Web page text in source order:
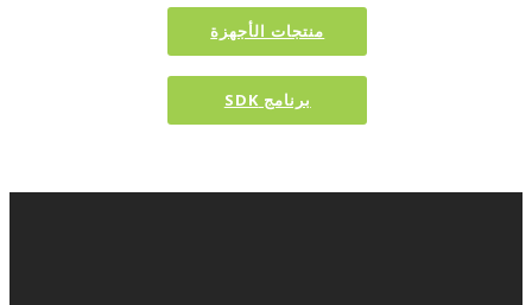
منتجات الأجهزة
برنامج SDK